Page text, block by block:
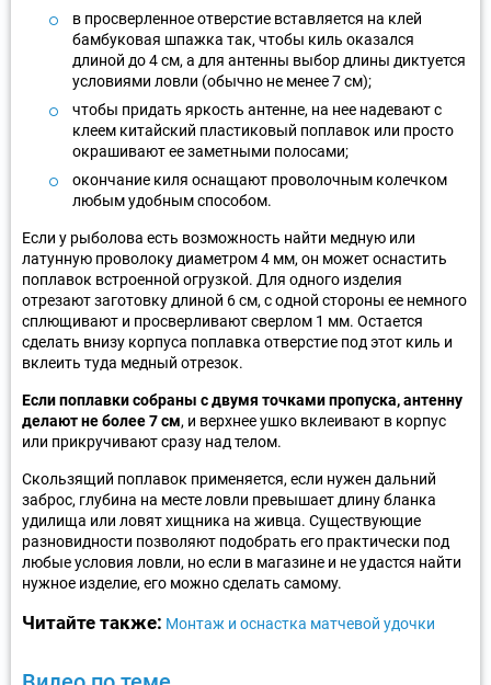
в просверленное отверстие вставляется на клей
бамбуковая шпажка так, чтобы киль оказался
длиной до 4 см, а для антенны выбор длины диктуется
условиями ловли (обычно не менее 7 см);
чтобы придать яркость антенне, на нее надевают с
клеем китайский пластиковый поплавок или просто
окрашивают ее заметными полосами;
окончание киля оснащают проволочным колечком
любым удобным способом.
Если у рыболова есть возможность найти медную или
латунную проволоку диаметром 4 мм, он может оснастить
поплавок встроенной огрузкой. Для одного изделия
отрезают заготовку длиной 6 см, с одной стороны ее немного
сплющивают и просверливают сверлом 1 мм. Остается
сделать внизу корпуса поплавка отверстие под этот киль и
вклеить туда медный отрезок.
Если поплавки собраны с двумя точками пропуска, антенну
делают не более 7 см, и верхнее ушко вклеивают в корпус
или прикручивают сразу над телом.
Скользящий поплавок применяется, если нужен дальний
заброс, глубина на месте ловли превышает длину бланка
удилища или ловят хищника на живца. Существующие
разновидности позволяют подобрать его практически под
любые условия ловли, но если в магазине и не удастся найти
нужное изделие, его можно сделать самому.
Читайте также: Монтаж и оснастка матчевой удочки